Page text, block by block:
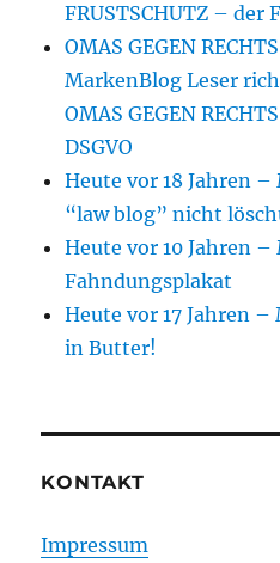
FRUSTSCHUTZ –
OMAS GEGEN
MarkenBlog Leser
OMAS GEGEN
DSGVO
Heute vor 18 Jahren
“law blog” nicht
Heute vor 10 Jahren
Fahndungsplakat
Heute vor 17 Jahren
in Butter!
KONTAKT
Impressum